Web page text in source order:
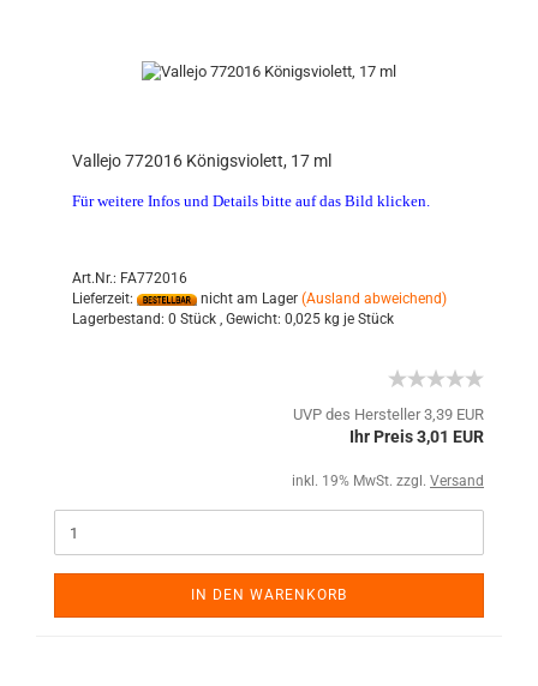
Vallejo 772016 Königsviolett, 17 ml
Für weitere Infos und Details bitte auf das Bild klicken.
Art.Nr.: FA772016
Lieferzeit:
nicht am Lager (Ausland abweichend)
Lagerbestand: 0 Stück , Gewicht: 0,025 kg je Stück
UVP des Hersteller 3,39 EUR
Ihr Preis 3,01 EUR
inkl. 19% MwSt. zzgl. Versand
IN DEN WARENKORB